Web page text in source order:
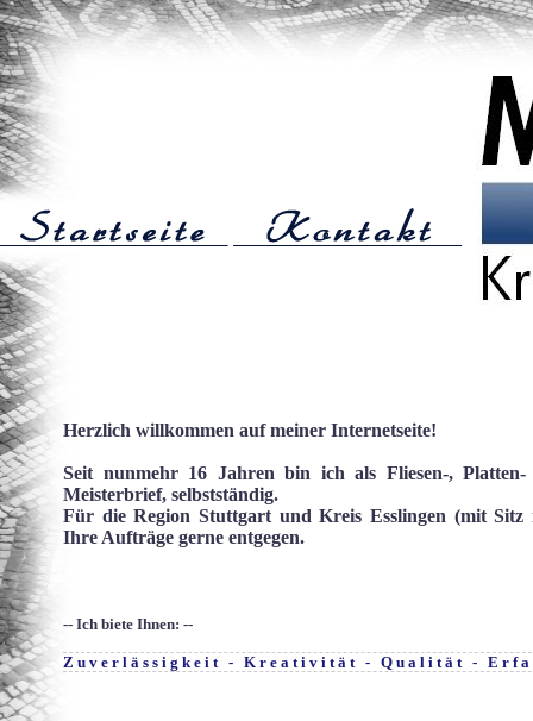
Herzlich willkommen auf meiner Internetseite!
Seit nunmehr 16 Jahren bin ich als Fliesen-,
Meisterbrief, selbstständig.
Für die Region Stuttgart und Kreis Esslingen (mit Sitz
Ihre Aufträge gerne entgegen.
-- Ich biete Ihnen: --
Zuverlässigkeit - Kreativität - Qualität -